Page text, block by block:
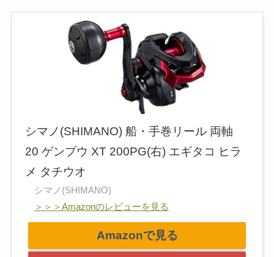
シマノ(SHIMANO) 船・手巻リール 両軸
20 ゲンプウ XT 200PG(右) エギタコ ヒラ
メ タチウオ
シマノ(SHIMANO)
＞＞＞Amazonのレビューを見る
Amazonで見る